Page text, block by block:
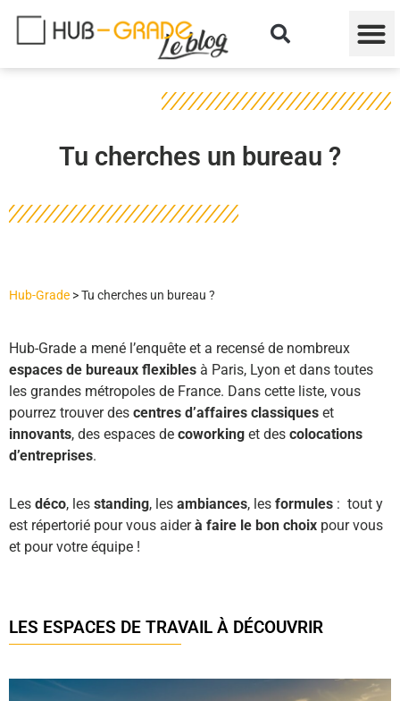
Tu cherches un bureau ?
Hub-Grade >Tu cherches un bureau ?
Hub-Grade a mené l’enquête et a recensé de nombreux
espaces de bureaux flexibles à Paris, Lyon et dans toutes
les grandes métropoles de France. Dans cette liste, vous
pourrez trouver des centres d’affaires classiques et
innovants, des espaces de coworking et des colocations
d’entreprises.
Les déco, les standing, les ambiances, les formules : tout y
est répertorié pour vous aiderà faire le bon choix pour vous
et pour votre équipe !
LES ESPACES DE TRAVAIL À DÉCOUVRIR